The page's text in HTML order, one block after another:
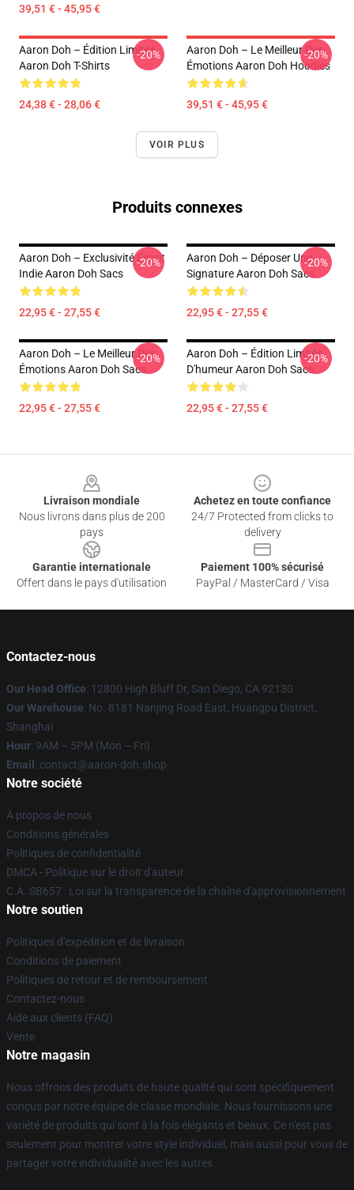
39,51 € - 45,95 €
Aaron Doh – Édition Limitée
Aaron Doh T-Shirts
24,38 € - 28,06 €
-20%
Aaron Doh – Le Meilleur Des
Émotions Aaron Doh Hoodies
39,51 € - 45,95 €
-20%
VOIR PLUS
Produits connexes
Aaron Doh – Exclusivité Esprit
Indie Aaron Doh Sacs
22,95 € - 27,55 €
-20%
Aaron Doh – Déposer Une
Signature Aaron Doh Sacs
22,95 € - 27,55 €
-20%
Aaron Doh – Le Meilleur Des
Émotions Aaron Doh Sacs
22,95 € - 27,55 €
-20%
Aaron Doh – Édition Limitée
D'humeur Aaron Doh Sacs
22,95 € - 27,55 €
-20%
Livraison mondiale
Nous livrons dans plus de 200
pays
Achetez en toute confiance
24/7 Protected from clicks to
delivery
Garantie internationale
Offert dans le pays d'utilisation
Paiement 100% sécurisé
PayPal / MasterCard / Visa
Contactez-nous
Our Head Office: 12800 High Bluff Dr, San Diego, CA 92130
Our Warehouse: No. 8181 Nanjing Road East, Huangpu District,
Shanghai
Hour: 9AM – 5PM (Mon – Fri)
Email : contact@aaron-doh.shop
Notre société
À propos de nous
Conditions générales
Politiques de confidentialité
DMCA - Politique sur le droit d'auteur
C.A. SB657 : Loi sur la transparence de la chaîne d'approvisionnement
Notre soutien
Politiques d'expédition et de livraison
Conditions de paiement
Politiques de retour et de remboursement
Contactez-nous
Aide aux clients (FAQ)
Vente
Notre magasin
Nous offrons des produits de haute qualité qui sont spécifiquement
conçus par notre équipe de classe mondiale. Nous fournissons une
variété de produits qui sont à la fois élégants et beaux. Ce n'est pas
seulement pour montrer votre style individuel, mais aussi pour vous de
partager votre individualité avec les autres.